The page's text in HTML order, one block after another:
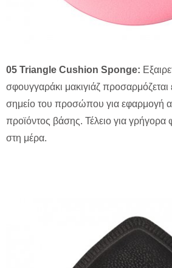
05 Triangle Cushion Sponge:
σφουγγαράκι μακιγιάζ
σημείο του προσώπου για εφαρμογή
προϊόντος βάσης. Τέλειο για
στη μέρα.